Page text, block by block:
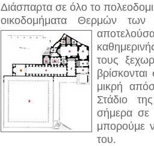
Διάσπαρτα σε όλο το
οικοδομήματα Θερμών
τους
μικρή
Στάδιο
σήμερα σε
μπορούμε
του.